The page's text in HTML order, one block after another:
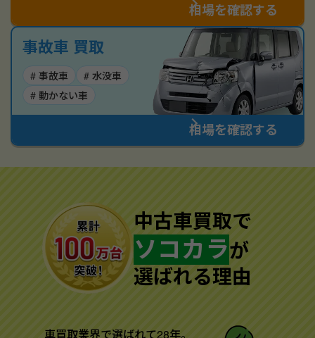
相場を確認する
事故車 買取
# 事故車
# 水没車
# 動かない車
相場を確認する
中古車買取で
ソコカラが
選ばれる理由
車買取業界で選ばれて28年。